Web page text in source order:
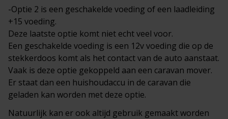
-Optie 2 is een geschakelde voeding of een laadleiding
+15 voeding.
Deze laatste optie komt niet echt veel voor.
Een geschakelde voeding is een 12v voeding die op de
stekkerdoos komt als het contact van de auto aanstaat.
Vaak is deze optie gekoppeld aan een caravan mover.
Er staat dan een huishoudaccu in de caravan die
geladen kan worden met deze optie.
Natuurlijk kan er ook altijd gebruik gemaakt worden